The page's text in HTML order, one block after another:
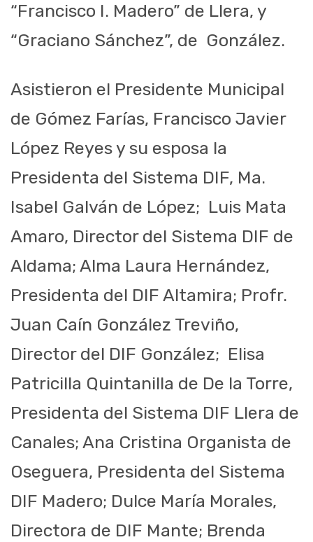
“Francisco I. Madero” de Llera, y
“Graciano Sánchez”, de González.
Asistieron el Presidente Municipal
de Gómez Farías, Francisco Javier
López Reyes y su esposa la
Presidenta del Sistema DIF, Ma.
Isabel Galván de López; Luis Mata
Amaro, Director del Sistema DIF de
Aldama; Alma Laura Hernández,
Presidenta del DIF Altamira; Profr.
Juan Caín González Treviño,
Director del DIF González; Elisa
Patricilla Quintanilla de De la Torre,
Presidenta del Sistema DIF Llera de
Canales; Ana Cristina Organista de
Oseguera, Presidenta del Sistema
DIF Madero; Dulce María Morales,
Directora de DIF Mante; Brenda